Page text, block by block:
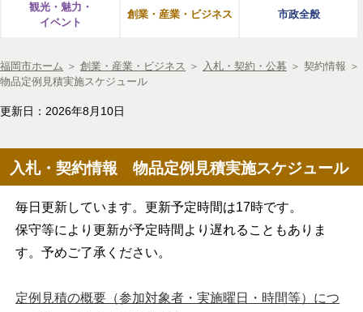
観光・魅力・
イベント
創業・産業・ビジネス 市政全般
福岡市ホーム ＞ 創業・産業・ビジネス ＞ 入札・契約・公募 ＞ 契約情報 ＞
物品定例見積実施スケジュール
更新日：2026年8月10日
入札・契約情報 物品定例見積実施スケジュール
毎日更新しています。更新予定時間は17時です。
保守等により更新が予定時間より遅れることもありま
す。予めご了承ください。
定例見積の概要（参加対象者・実施曜日・時間等）につ